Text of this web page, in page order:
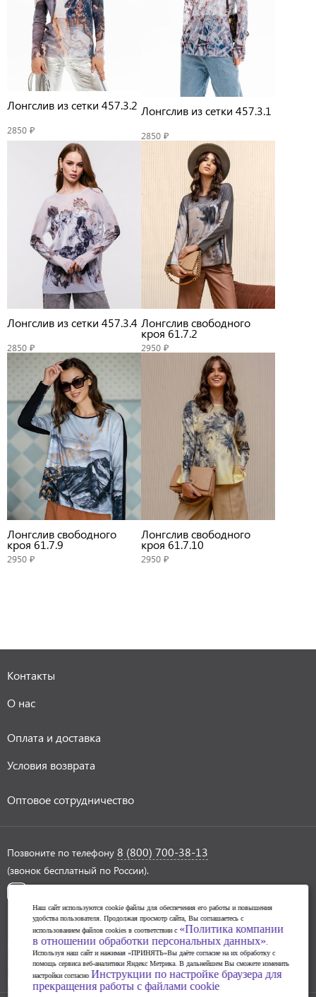
Лонгслив из сетки 457.3.2
2850 ₽
Лонгслив из сетки 457.3.1
2850 ₽
Лонгслив из сетки 457.3.4
2850 ₽
Лонгслив свободного
кроя 61.7.2
2950 ₽
Лонгслив свободного
кроя 61.7.9
2950 ₽
Лонгслив свободного
кроя 61.7.10
2950 ₽
Контакты
О нас
Оплата и доставка
Условия возврата
Оптовое сотрудничество
Позвоните по телефону 8 (800) 700-38-13
(звонок бесплатный по России).
Политика обработки персональных данных
Инструкции по настройке браузера для прекращения
работы с файлами cookie
Наш сайт используются cookie файлы для обеспечения его работы и повышения
удобства пользователя. Продолжая просмотр сайта, Вы соглашаетесь с
использованием файлов cookies в соответствии с «Политика компании
в отношении обработки персональных данных»
Используя наш сайт и нажимая «ПРИНЯТЬ»Вы даёте согласие на их обработку с
помощь сервиса веб-аналитики Яндекс Метрика. В дальнейшем Вы сможете изменить
настройки согласно Инструкции по настройке браузера для
прекращения работы с файлами cookie